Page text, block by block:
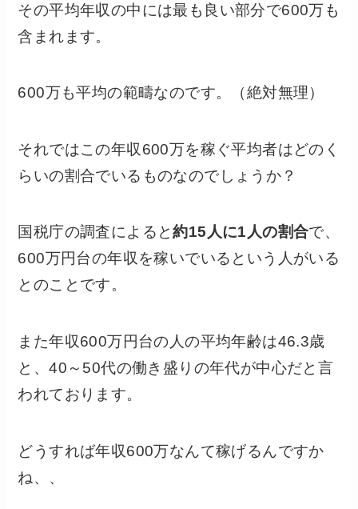
その平均年収の中には最も良い部分で600万も
含まれます。
600万も平均の範疇なのです。（絶対無理）
それではこの年収600万を稼ぐ平均者はどのく
らいの割合でいるものなのでしょうか？
国税庁の調査によると約15人に1人の割合で、
600万円台の年収を稼いでいるという人がいる
とのことです。
また年収600万円台の人の平均年齢は46.3歳
と、40～50代の働き盛りの年代が中心だと言
われております。
どうすれば年収600万なんて稼げるんですか
ね、、